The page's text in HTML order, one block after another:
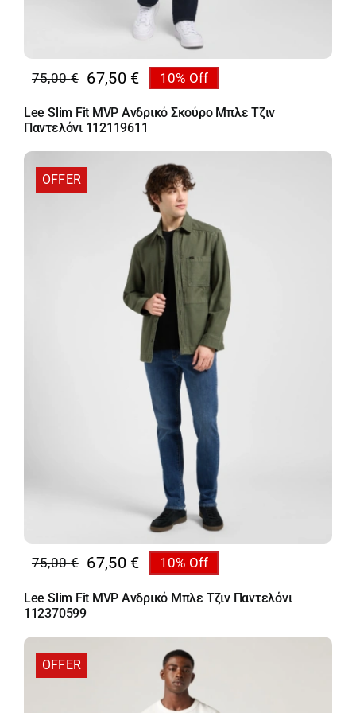
75,00€
Original
price
was:
67,50 €
Η
τρέχουσα
τιμή
67,50 €.
10% Off
Lee Slim Fit MVP Ανδρικό Σκούρο Μπλε Τζιν
Παντελόνι 112119611
OFFER
75,00€
Original
price
was:
67,50 €
Η
τρέχουσα
τιμή
67,50 €.
10% Off
Lee Slim Fit MVP Ανδρικό Μπλε Τζιν Παντελόνι
112370599
OFFER